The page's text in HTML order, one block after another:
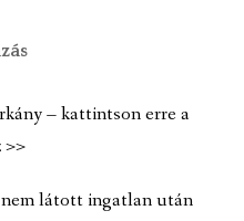
– kattintson erre a
>>
látott ingatlan után